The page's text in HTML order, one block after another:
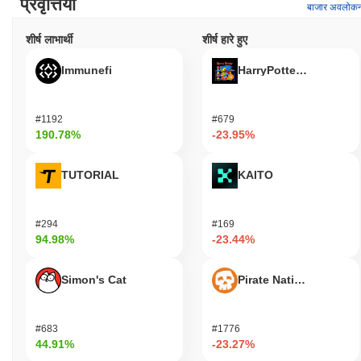
प्रवृत्तियाँ बाजार
शीर्ष लाभार्थी
Immunefi
#1192
190.78%
TUTORIAL
#294
94.98%
Simon's Cat
#683
44.91%
शीर्ष हारे हुए
#679
-23.95%
KAITO
#169
-23.44%
Pirate Nation Token
#1776
-23.27%